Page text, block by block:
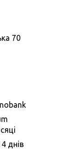
70
днiв